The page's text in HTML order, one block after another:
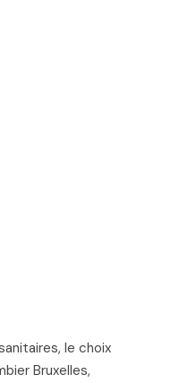
le choix
Bruxelles,